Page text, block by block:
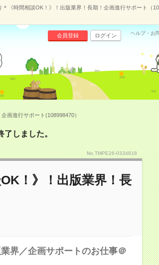
＊《時間相談OK！》！出版業界！長期！企画進行サポート（
会員登録 ログイン ヘルプ・お
画進行サポート(108998470）
了しました。
No.TMPE26-0334818
！》！出版業界！長
界／企画サポートのお仕事＠